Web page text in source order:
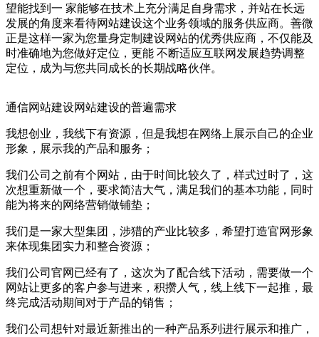
望能找到一 家能够在技术上充分满足自身需求，并站在长远
发展的角度来看待网站建设这个业务领域的服务供应商。善微
正是这样一家为您量身定制建设网站的优秀供应商，不仅能及
时准确地为您做好定位，更能 不断适应互联网发展趋势调整
定位，成为与您共同成长的长期战略伙伴。
通信网站建设网站建设的普遍需求
我想创业，我线下有资源，但是我想在网络上展示自己的企业
形象，展示我的产品和服务；
我们公司之前有个网站，由于时间比较久了，样式过时了，这
次想重新做一个，要求简洁大气，满足我们的基本功能，同时
能为将来的网络营销做铺垫；
我们是一家大型集团，涉猎的产业比较多，希望打造官网形象
来体现集团实力和整合资源；
我们公司官网已经有了，这次为了配合线下活动，需要做一个
网站让更多的客户参与进来，积攒人气，线上线下一起推，最
终完成活动期间对于产品的销售；
我们公司想针对最近新推出的一种产品系列进行展示和推广，